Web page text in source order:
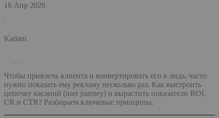
16 Апр 2026
Kadam
Чтобы привлечь клиента и конвертировать его в лида, часто
нужно показать ему рекламу несколько раз. Как выстроить
цепочку касаний (user journey) и вырастить показатели ROI,
CR и CTR? Разбираем ключевые принципы.